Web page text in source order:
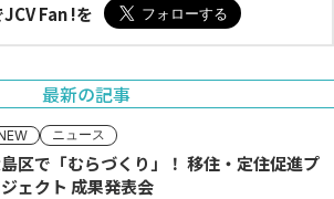
Fan !を
最新の記事
ニュース
区で「むらづくり」！ 移住・定住促進プ
ェクト 成果発表会